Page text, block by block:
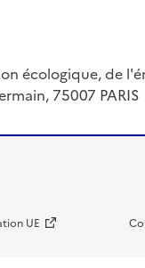
écologique, de
75007 PARIS
UE